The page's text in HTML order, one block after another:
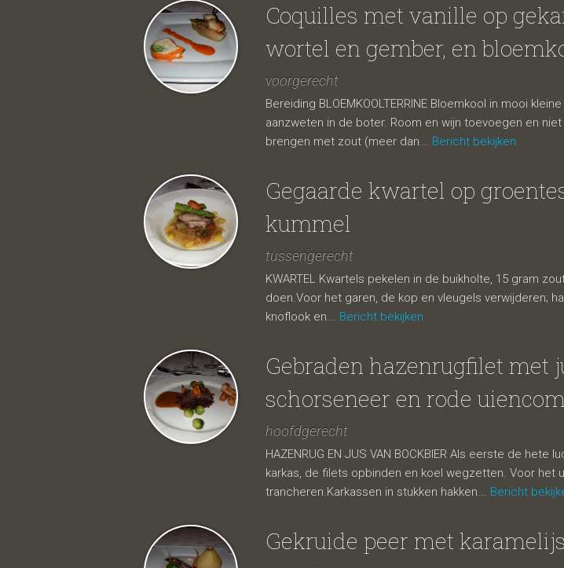
Coquilles met vanille op
wortel en gember, en
voorgerecht
Bereiding BLOEMKOOLTERRINE Bloemkool in mooi
aanzweten in de boter. Room en wijn toevoegen en
brengen met zout (meer dan... Bericht bekijken
Gegaarde kwartel op
kummel
tussengerecht
KWARTEL Kwartels pekelen in de buikholte, 15 gram
doen.Voor het garen, de kop en vleugels verwijderen;
knoflook en... Bericht bekijken
Gebraden hazenrugfilet met
schorseneer en rode
hoofdgerecht
HAZENRUG EN JUS VAN BOCKBIER Als eerste de
karkas, de filets opbinden en koel wegzetten. Voor het
trancheren.Karkassen in stukken hakken... Bericht
Gekruide peer met